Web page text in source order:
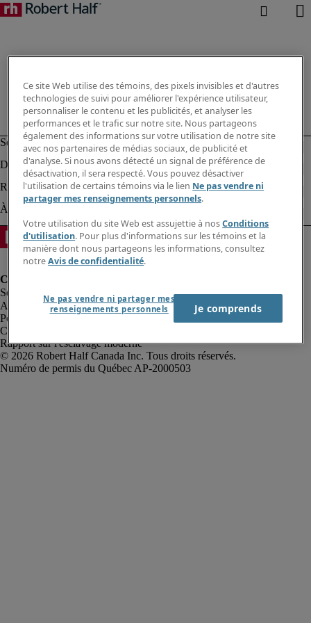
Alerte à la fraude
Politique de confidentialité
Conditions d’utilisation
Rapport sur l'esclavage moderne
Robert Half Canada Inc. Tous droits réservés.
Ce site Web utilise des témoins, des pixels invisibles et d'autres
technologies de suivi pour améliorer l'expérience utilisateur,
personnaliser le contenu et les publicités, et analyser les
performances et le trafic sur notre site. Nous partageons
également des informations sur votre utilisation de notre site
avec nos partenaires de médias sociaux, de publicité et
d'analyse. Si nous avons détecté un signal de préférence de
désactivation, il sera respecté. Vous pouvez désactiver
l'utilisation de certains témoins via le lien Ne pas vendre ni
partager mes renseignements personnels.
Votre utilisation du site Web est assujettie à nosConditions
d'utilisation. Pour plus d'informations sur les témoins et la
manière dont nous partageons les informations, consultez
notreAvis de confidentialité.
Ne pas vendre ni partager mes
renseignements personnels
Je comprends